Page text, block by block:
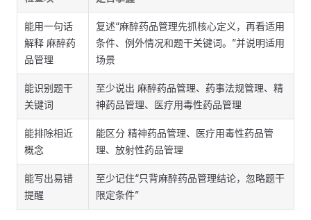
能用一句话
解释 麻醉药
品管理
复述“麻醉药品管理先抓核心定义，再看适用
条件、例外情况和题干关键词。”并说明适用
场景
能识别题干
关键词
至少说出 麻醉药品管理、药事法规管理、精
神药品管理、医疗用毒性药品管理
能排除相近
概念
能区分 精神药品管理、医疗用毒性药品管
理、放射性药品管理
能写出易错
提醒
至少记住“只背麻醉药品管理结论，忽略题干
限定条件”